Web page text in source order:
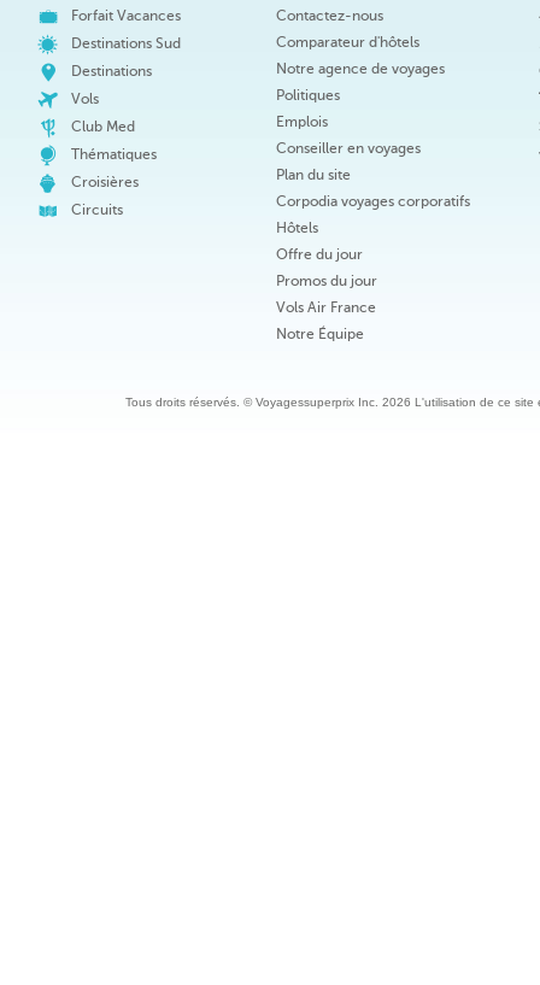
Forfait Vacances
Destinations Sud
Destinations
Vols
Club Med
Thématiques
Croisières
Circuits
Contactez-nous
Comparateur d'hôtels
Notre agence de voyages
Politiques
Emplois
Conseiller en voyages
Plan du site
Corpodia voyages corporatifs
Hôtels
Offre du jour
Promos du jour
Vols Air France
Notre Équipe
Tous droits réservés. © Voyagessuperprix Inc. 2026 L'utilisation de ce